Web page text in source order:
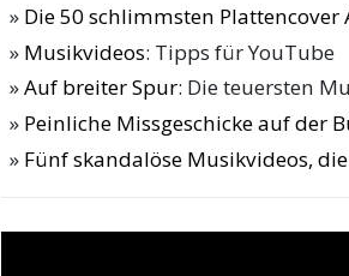
Die 50 schlimmsten Plattencover
Musikvideos: Tipps für YouTube
Auf breiter Spur: Die teuersten
Peinliche Missgeschicke auf der
Fünf skandalöse Musikvideos,